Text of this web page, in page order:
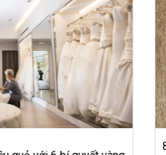
8 Mẹo Marketing trên